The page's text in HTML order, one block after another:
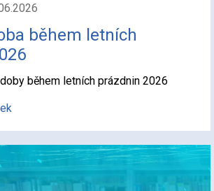
během letních
během letních prázdnin 2026